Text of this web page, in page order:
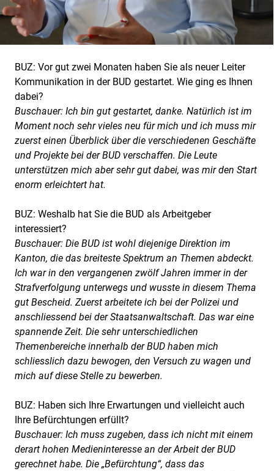
BUZ: Vor gut zwei Monaten haben Sie als neuer Leiter
Kommunikation in der BUD gestartet. Wie ging es Ihnen
dabei?
Buschauer: Ich bin gut gestartet, danke. Natürlich ist im
Moment noch sehr vieles neu für mich und ich muss mir
zuerst einen Überblick über die verschiedenen Geschäfte
und Projekte bei der BUD verschaffen. Die Leute
unterstützen mich aber sehr gut dabei, was mir den Start
enorm erleichtert hat.
BUZ: Weshalb hat Sie die BUD als Arbeitgeber
interessiert?
Buschauer: Die BUD ist wohl diejenige Direktion im
Kanton, die das breiteste Spektrum an Themen abdeckt.
Ich war in den vergangenen zwölf Jahren immer in der
Strafverfolgung unterwegs und wusste in diesem Thema
gut Bescheid. Zuerst arbeitete ich bei der Polizei und
anschliessend bei der Staatsanwaltschaft. Das war eine
spannende Zeit. Die sehr unterschiedlichen
Themenbereiche innerhalb der BUD haben mich
schliesslich dazu bewogen, den Versuch zu wagen und
mich auf diese Stelle zu bewerben.
BUZ: Haben sich Ihre Erwartungen und vielleicht auch
Ihre Befürchtungen erfüllt?
Buschauer: Ich muss zugeben, dass ich nicht mit einem
derart hohen Medieninteresse an der Arbeit der BUD
gerechnet habe. Die „Befürchtung“, dass das